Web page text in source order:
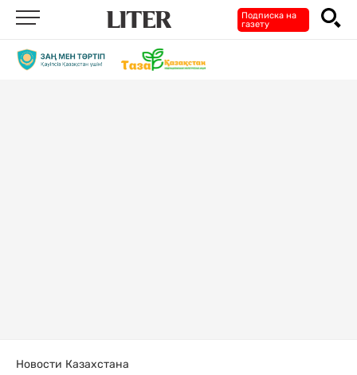
Подписка на
газету
Новости Казахстана